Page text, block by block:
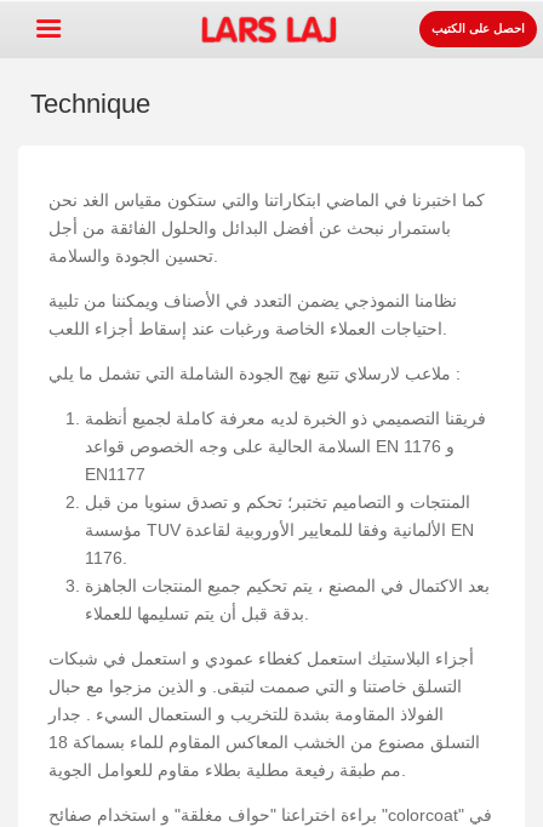
لوازوم المواقف و الطرقات +
سطح
عنا
اتصل
اطلب الكتيب.
LarsLaj Worldwide
Lars Laj on Facebook
احصل على الكتيب
Technique
كما اختبرنا في الماضي ابتكاراتنا والتي ستكون مقياس الغد نحن
باستمرار نبحث عن أفضل البدائل والحلول الفائقة من أجل
تحسين الجودة والسلامة.
نظامنا النموذجي يضمن التعدد في الأصناف ويمكننا من تلبية
احتياجات العملاء الخاصة ورغبات عند إسقاط أجزاء اللعب.
ملاعب لارسلاي تتبع نهج الجودة الشاملة التي تشمل ما يلي :
فريقنا التصميمي ذو الخبرة لديه معرفة كاملة لجميع أنظمة
السلامة الحالية على وجه الخصوص قواعد EN 1176 و
EN1177
المنتجات و التصاميم تختبر؛ تحكم و تصدق سنويا من قبل
مؤسسة TUV الألمانية وفقا للمعايير الأوروبية لقاعدة EN
1176.
بعد الاكتمال في المصنع ، يتم تحكيم جميع المنتجات الجاهزة
بدقة قبل أن يتم تسليمها للعملاء.
أجزاء البلاستيك استعمل كغطاء عمودي و استعمل في شبكات
التسلق خاصتنا و التي صممت لتبقى. و الذين مزجوا مع حبال
الفولاذ المقاومة بشدة للتخريب و الستعمال السيء . جدار
التسلق مصنوع من الخشب المعاكس المقاوم للماء بسماكة 18
مم طبقة رفيعة مطلية بطلاء مقاوم للعوامل الجوية.
براءة اختراعنا "حواف مغلقة" و استخدام صفائح "colorcoat" في